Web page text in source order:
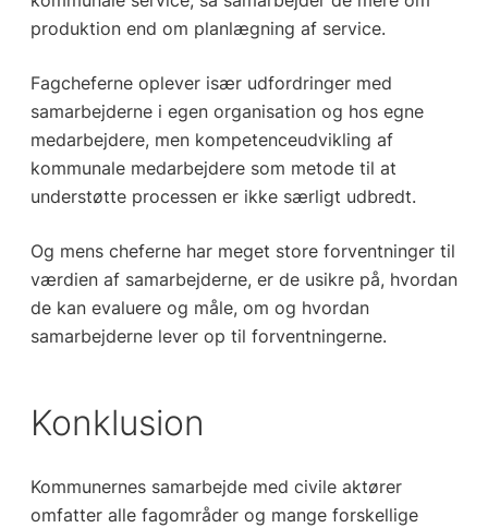
produktion end om planlægning af service.
Fagcheferne oplever især udfordringer med
samarbejderne i egen organisation og hos egne
medarbejdere, men kompetenceudvikling af
kommunale medarbejdere som metode til at
understøtte processen er ikke særligt udbredt.
Og mens cheferne har meget store forventninger til
værdien af samarbejderne, er de usikre på, hvordan
de kan evaluere og måle, om og hvordan
samarbejderne lever op til forventningerne.
Konklusion
Kommunernes samarbejde med civile aktører
omfatter alle fagområder og mange forskellige